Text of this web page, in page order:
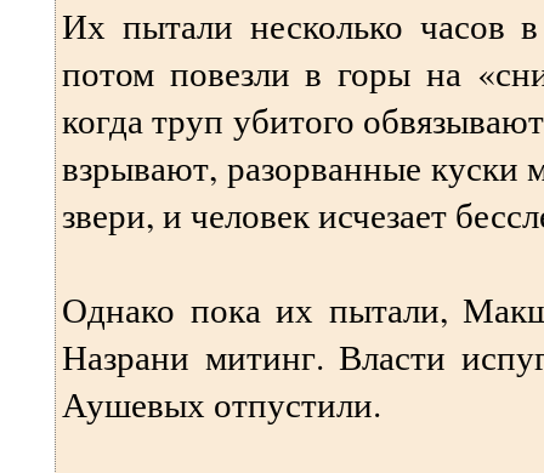
Их пытали несколько часов
потом повезли в горы на
когда труп убитого
взрывают, разорванные куски
звери, и человек исчезает
Однако пока их пытали,
Назрани митинг. Власти
Аушевых отпустили.